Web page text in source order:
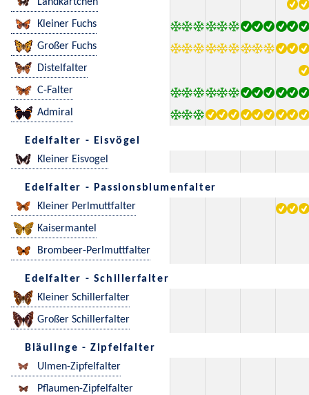
Kleiner Fuchs
Großer Fuchs
Distelfalter
C-Falter
Admiral
Edelfalter - Eisvögel
Kleiner Eisvogel
Edelfalter - Passionsblumenfalter
Kleiner Perlmuttfalter
Kaisermantel
Brombeer-Perlmuttfalter
Edelfalter - Schillerfalter
Kleiner Schillerfalter
Großer Schillerfalter
Bläulinge - Zipfelfalter
Ulmen-Zipfelfalter
Pflaumen-Zipfelfalter